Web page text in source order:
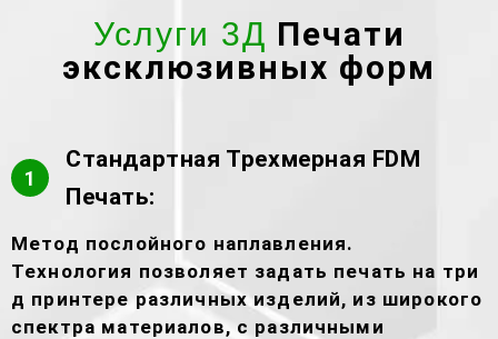
Услуги 3Д Печати
эксклюзивных форм
1
Стандартная Трехмерная FDM
Печать:
Метод послойного наплавления.
Технология позволяет задать печать на три
д принтере различных изделий, из широкого
спектра материалов, с различными